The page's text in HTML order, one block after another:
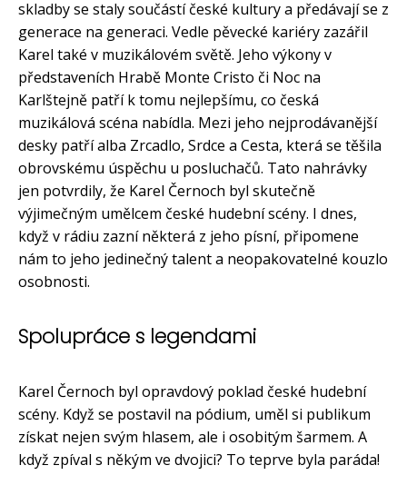
skladby se staly součástí české kultury a předávají se z
generace na generaci. Vedle pěvecké kariéry zazářil
Karel také v muzikálovém světě. Jeho výkony v
představeních Hrabě Monte Cristo či Noc na
Karlštejně patří k tomu nejlepšímu, co česká
muzikálová scéna nabídla. Mezi jeho nejprodávanější
desky patří alba Zrcadlo, Srdce a Cesta, která se těšila
obrovskému úspěchu u posluchačů. Tato nahrávky
jen potvrdily, že Karel Černoch byl skutečně
výjimečným umělcem české hudební scény. I dnes,
když v rádiu zazní některá z jeho písní, připomene
nám to jeho jedinečný talent a neopakovatelné kouzlo
osobnosti.
Spolupráce s legendami
Karel Černoch byl opravdový poklad české hudební
scény. Když se postavil na pódium, uměl si publikum
získat nejen svým hlasem, ale i osobitým šarmem. A
když zpíval s někým ve dvojici? To teprve byla paráda!